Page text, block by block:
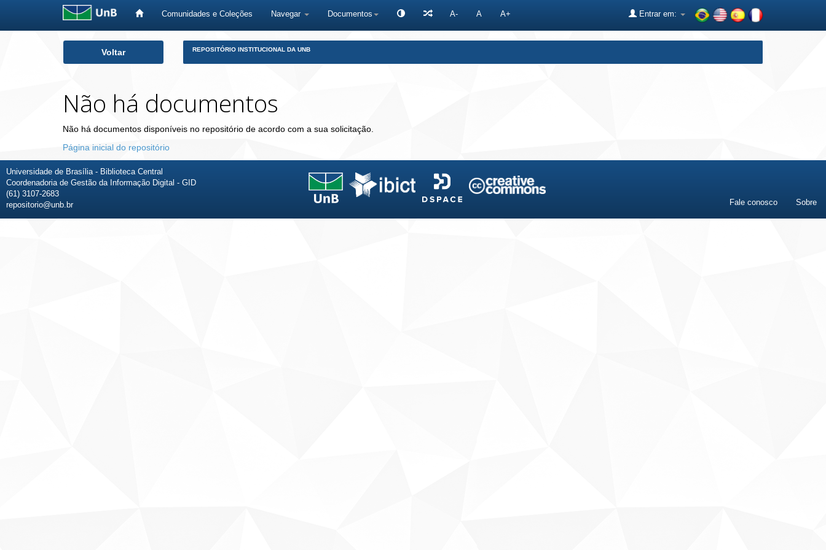
Comunidades e Coleções Navegar Documentos A- A A+ Entrar em:
Voltar REPOSITÓRIO INSTITUCIONAL DA UNB
Não há documentos
Não há documentos disponíveis no repositório de acordo com a sua solicitação.
Página inicial do repositório
Universidade de Brasília - Biblioteca Central
Coordenadoria de Gestão da Informação Digital - GID
(61) 3107-2683
repositorio@unb.br
Fale conosco Sobre